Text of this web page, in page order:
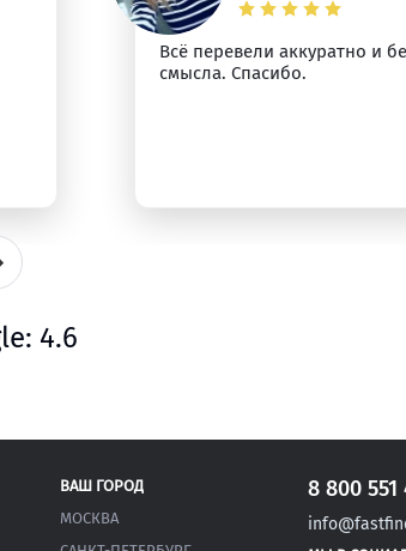
Всё перевели аккуратно и
смысла. Спасибо.
4.6
ВАШ ГОРОД
МОСКВА
8 800 551